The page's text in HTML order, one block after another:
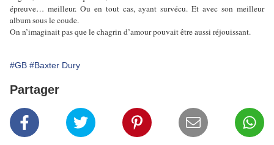
épreuve… meilleur. Ou en tout cas, ayant survécu. Et avec son meilleur
album sous le coude.
On n’imaginait pas que le chagrin d’amour pouvait être aussi réjouissant.
#GB #Baxter Dury
Partager